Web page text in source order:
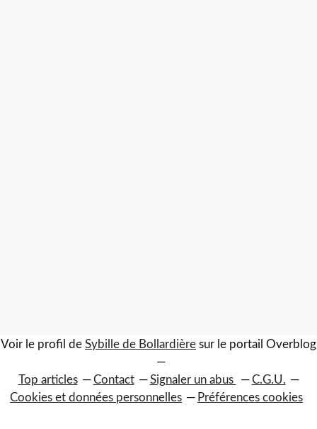
Voir le profil de Sybille de Bollardière sur le portail Overblog
Top articles Contact Signaler un abus
C.G.U.
Cookies et données personnelles
Préférences cookies